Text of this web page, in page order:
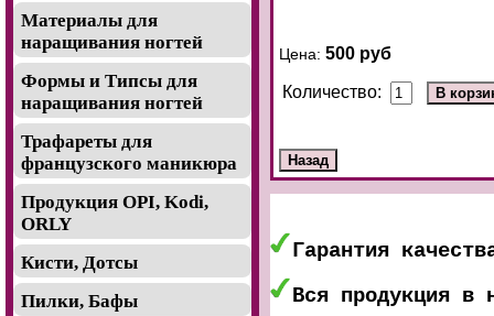
Материалы для
наращивания ногтей
Формы и Типсы для
наращивания ногтей
Трафареты для
французского маникюра
Продукция OPI, Kodi,
ORLY
Кисти, Дотсы
Пилки, Бафы
Цена: 500 руб
Количество:
Гарантия
Вся продукция в